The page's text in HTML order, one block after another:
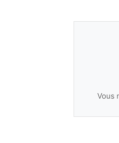
Vous